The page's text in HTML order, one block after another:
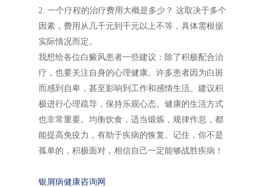
2. 一个疗程的治疗费用大概是多少？ 这取决于多个
因素，费用从几千元到千元以上不等，具体需根据
实际情况而定。
我想给各位白癜风患者一些建议：除了积极配合治
疗，也要关注自身的心理健康。许多患者因为白斑
而感到自卑，甚至影响到工作和感情生活。建议积
极进行心理疏导，保持乐观心态。健康的生活方式
也非常重要。均衡饮食，适当锻炼，规律作息，都
能提高免疫力，有助于疾病的恢复。记住，你不是
孤单的，积极面对，相信自己一定能够战胜疾病！
银屑病健康咨询网